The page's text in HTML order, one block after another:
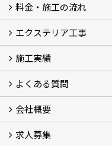
選ばれる理由
料金・施工の流れ
料金
施工の流れ
エクステリア工事
エクステリア工事
施工実績
フォトギャラリー
メディア紹介・掲載
お客様の声
よくある質問
よくある質問
会社概要
会社概要
アクセス
スタッフ紹介
スタッフブログ
LINE公式アカウント
求人募集